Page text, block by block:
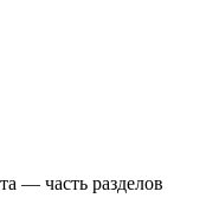
— часть разделов